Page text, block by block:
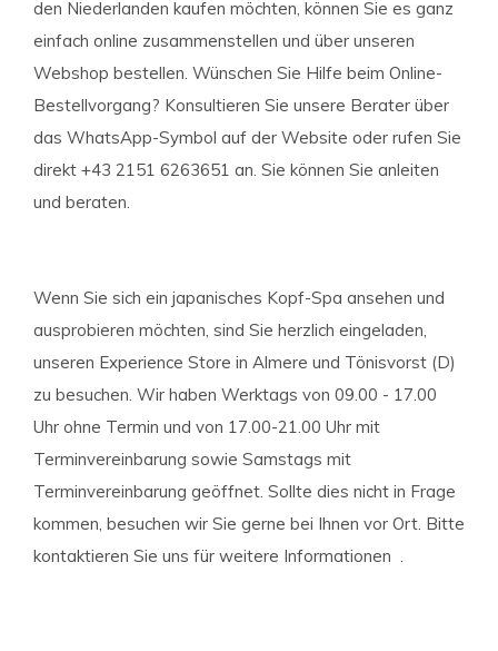
den Niederlanden kaufen möchten, können Sie es ganz
einfach online zusammenstellen und über unseren
Webshop bestellen. Wünschen Sie Hilfe beim Online-
Bestellvorgang? Konsultieren Sie unsere Berater über
das WhatsApp-Symbol auf der Website oder rufen Sie
direkt +43 2151 6263651 an. Sie können Sie anleiten
und beraten.
Wenn Sie sich ein japanisches Kopf-Spa ansehen und
ausprobieren möchten, sind Sie herzlich eingeladen,
unseren Experience Store in Almere und Tönisvorst (D)
zu besuchen. Wir haben Werktags von 09.00 - 17.00
Uhr ohne Termin und von 17.00-21.00 Uhr mit
Terminvereinbarung sowie Samstags mit
Terminvereinbarung geöffnet. Sollte dies nicht in Frage
kommen, besuchen wir Sie gerne bei Ihnen vor Ort. Bitte
kontaktieren Sie uns für weitere Informationen .